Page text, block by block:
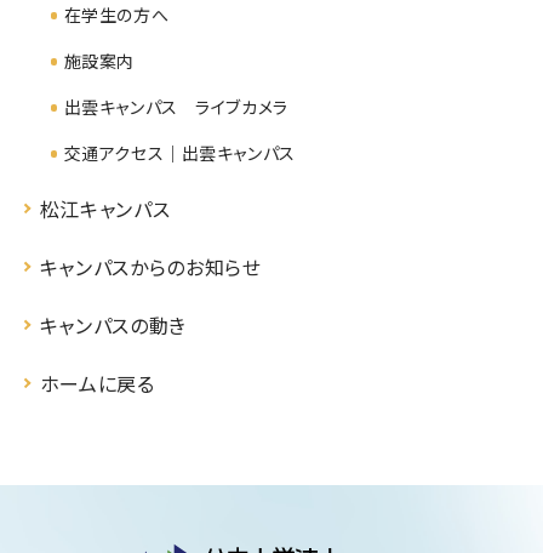
在学生の方へ
施設案内
出雲キャンパス ライブカメラ
交通アクセス｜出雲キャンパス
松江キャンパス
キャンパスからのお知らせ
キャンパスの動き
ホームに戻る